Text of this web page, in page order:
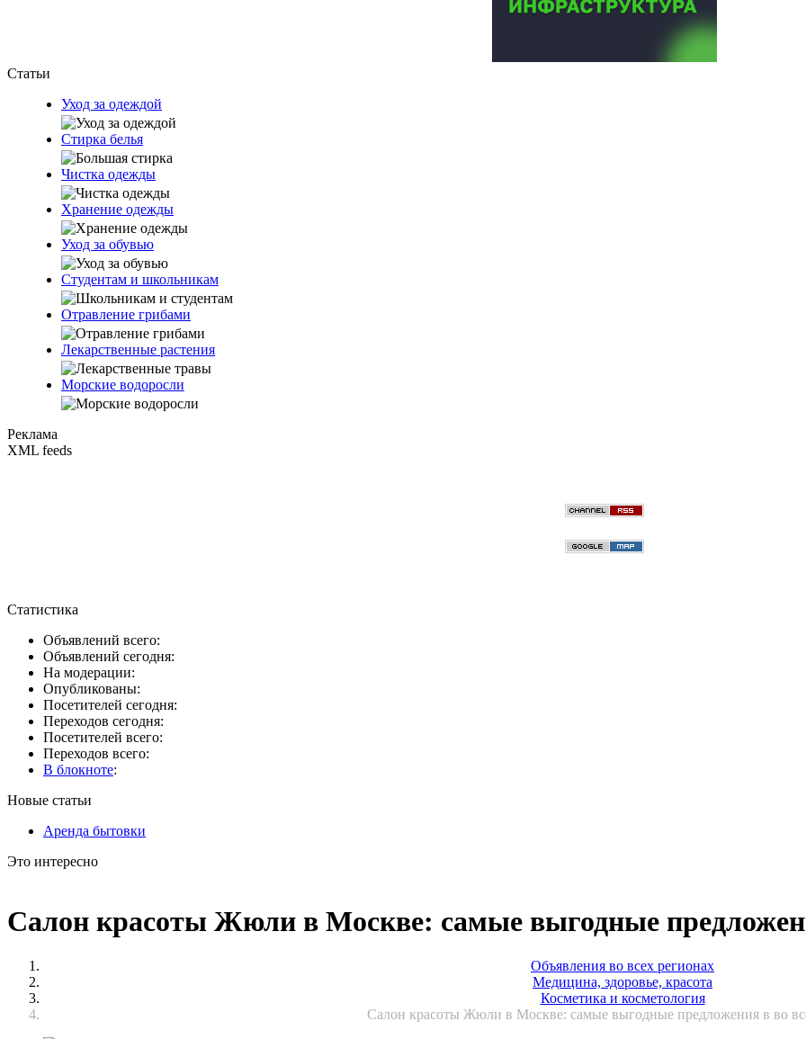
Статьи
Уход за одеждой
Стирка белья
Чистка одежды
Хранение одежды
Уход за обувью
Студентам и школьникам
Отравление грибами
Лекарственные растения
Морские водоросли
Реклама
XML feeds
Статистика
Объявлений всего:
Объявлений сегодня:
На модерации:
Опубликованы:
Посетителей сегодня:
Переходов сегодня:
Посетителей всего:
Переходов всего:
В блокноте:
Новые статьи
Аренда бытовки
Это интересно
Салон красоты Жюли в Москве: самые выгодные
Объявления во всех регионах
Медицина, здоровье, красота
Косметика и косметология
Салон красоты Жюли в Москве: самые выгодные предложения в во